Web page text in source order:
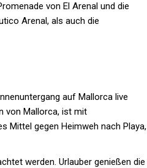
von El Arenal und die
Arenal, als auch die
auf Mallorca live
von Mallorca, ist mit
Mittel gegen Heimweh nach Playa,
werden. Urlauber genießen die